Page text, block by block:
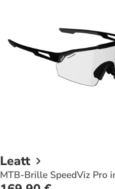
Leatt
MTB-Brille SpeedViz Pro